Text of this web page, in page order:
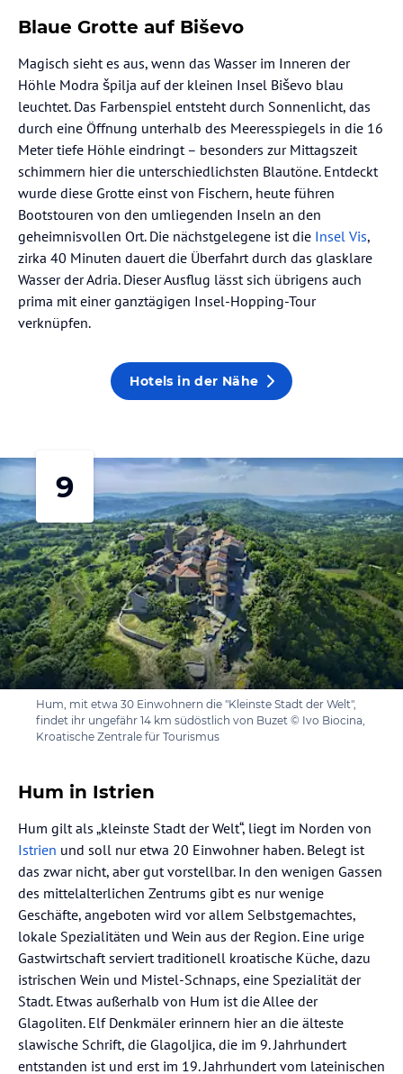
Blaue Grotte auf Biševo
Magisch sieht es aus, wenn das Wasser im Inneren der
Höhle Modra špilja auf der kleinen Insel Biševo blau
leuchtet. Das Farbenspiel entsteht durch Sonnenlicht, das
durch eine Öffnung unterhalb des Meeresspiegels in die 16
Meter tiefe Höhle eindringt – besonders zur Mittagszeit
schimmern hier die unterschiedlichsten Blautöne. Entdeckt
wurde diese Grotte einst von Fischern, heute führen
Bootstouren von den umliegenden Inseln an den
geheimnisvollen Ort. Die nächstgelegene ist die Insel Vis,
zirka 40 Minuten dauert die Überfahrt durch das glasklare
Wasser der Adria. Dieser Ausflug lässt sich übrigens auch
prima mit einer ganztägigen Insel-Hopping-Tour
verknüpfen.
Hotels in der Nähe
9
Hum, mit etwa 30 Einwohnern die "Kleinste Stadt der Welt",
findet ihr ungefähr 14 km südöstlich von Buzet © Ivo Biocina,
Kroatische Zentrale für Tourismus
Hum in Istrien
Hum gilt als „kleinste Stadt der Welt“, liegt im Norden von
Istrien und soll nur etwa 20 Einwohner haben. Belegt ist
das zwar nicht, aber gut vorstellbar. In den wenigen Gassen
des mittelalterlichen Zentrums gibt es nur wenige
Geschäfte, angeboten wird vor allem Selbstgemachtes,
lokale Spezialitäten und Wein aus der Region. Eine urige
Gastwirtschaft serviert traditionell kroatische Küche, dazu
istrischen Wein und Mistel-Schnaps, eine Spezialität der
Stadt. Etwas außerhalb von Hum ist die Allee der
Glagoliten. Elf Denkmäler erinnern hier an die älteste
slawische Schrift, die Glagoljica, die im 9. Jahrhundert
entstanden ist und erst im 19. Jahrhundert vom lateinischen